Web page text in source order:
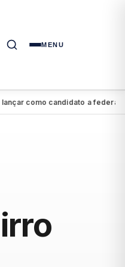
MENU
como candidato a federal●